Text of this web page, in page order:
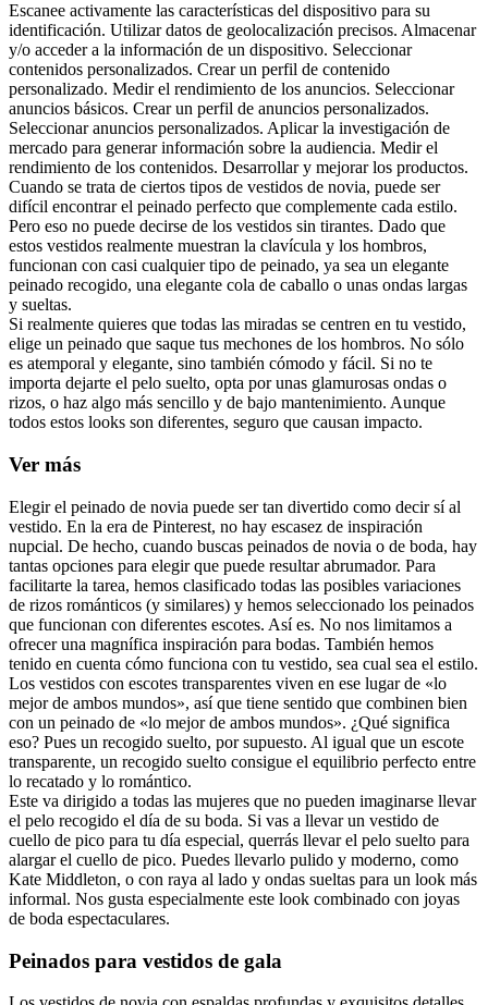
Escanee activamente las características del dispositivo para su
identificación. Utilizar datos de geolocalización precisos. Almacenar
y/o acceder a la información de un dispositivo. Seleccionar
contenidos personalizados. Crear un perfil de contenido
personalizado. Medir el rendimiento de los anuncios. Seleccionar
anuncios básicos. Crear un perfil de anuncios personalizados.
Seleccionar anuncios personalizados. Aplicar la investigación de
mercado para generar información sobre la audiencia. Medir el
rendimiento de los contenidos. Desarrollar y mejorar los productos.
Cuando se trata de ciertos tipos de vestidos de novia, puede ser
difícil encontrar el peinado perfecto que complemente cada estilo.
Pero eso no puede decirse de los vestidos sin tirantes. Dado que
estos vestidos realmente muestran la clavícula y los hombros,
funcionan con casi cualquier tipo de peinado, ya sea un elegante
peinado recogido, una elegante cola de caballo o unas ondas largas
y sueltas.
Si realmente quieres que todas las miradas se centren en tu vestido,
elige un peinado que saque tus mechones de los hombros. No sólo
es atemporal y elegante, sino también cómodo y fácil. Si no te
importa dejarte el pelo suelto, opta por unas glamurosas ondas o
rizos, o haz algo más sencillo y de bajo mantenimiento. Aunque
todos estos looks son diferentes, seguro que causan impacto.
Ver más
Elegir el peinado de novia puede ser tan divertido como decir sí al
vestido. En la era de Pinterest, no hay escasez de inspiración
nupcial. De hecho, cuando buscas peinados de novia o de boda, hay
tantas opciones para elegir que puede resultar abrumador. Para
facilitarte la tarea, hemos clasificado todas las posibles variaciones
de rizos románticos (y similares) y hemos seleccionado los peinados
que funcionan con diferentes escotes. Así es. No nos limitamos a
ofrecer una magnífica inspiración para bodas. También hemos
tenido en cuenta cómo funciona con tu vestido, sea cual sea el estilo.
Los vestidos con escotes transparentes viven en ese lugar de «lo
mejor de ambos mundos», así que tiene sentido que combinen bien
con un peinado de «lo mejor de ambos mundos». ¿Qué significa
eso? Pues un recogido suelto, por supuesto. Al igual que un escote
transparente, un recogido suelto consigue el equilibrio perfecto entre
lo recatado y lo romántico.
Este va dirigido a todas las mujeres que no pueden imaginarse llevar
el pelo recogido el día de su boda. Si vas a llevar un vestido de
cuello de pico para tu día especial, querrás llevar el pelo suelto para
alargar el cuello de pico. Puedes llevarlo pulido y moderno, como
Kate Middleton, o con raya al lado y ondas sueltas para un look más
informal. Nos gusta especialmente este look combinado con joyas
de boda espectaculares.
Peinados para vestidos de gala